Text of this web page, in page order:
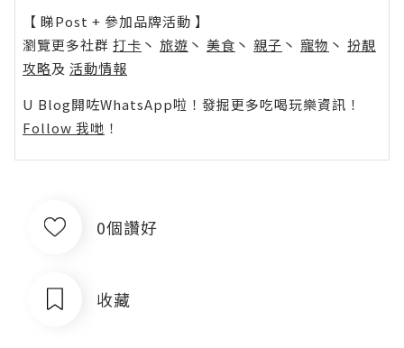
【 睇Post + 參加品牌活動 】
瀏覽更多社群 打卡 丶 旅遊 丶 美食 丶 親子 丶 寵物 丶 扮靚
攻略及 活動情報
U Blog開咗WhatsApp啦！發掘更多吃喝玩樂資訊！
Follow 我哋 ！
0個讚好
收藏